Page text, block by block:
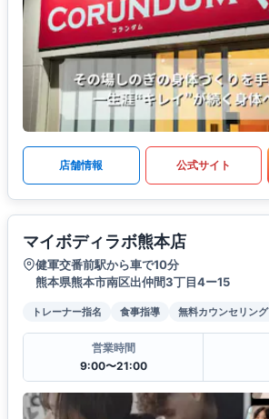
店舗情報 公式サイト
マイボディラボ熊本店
健軍交番前駅から車で10分
熊本県熊本市南区出仲間3丁目4ー15
トレーナー指名 食事指導 無料カウンセリング
営業時間
9:00〜21:00